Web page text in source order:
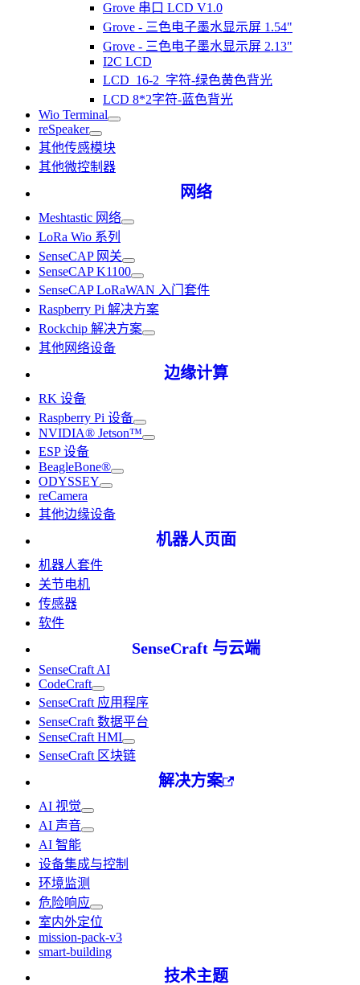
Grove 串口 LCD V1.0
Grove - 三色电子墨水显示屏 1.54"
Grove - 三色电子墨水显示屏 2.13"
I2C LCD
LCD_16-2_字符-绿色黄色背光
LCD 8*2字符-蓝色背光
Wio Terminal
reSpeaker
其他传感模块
其他微控制器
网络
Meshtastic 网络
LoRa Wio 系列
SenseCAP 网关
SenseCAP K1100
SenseCAP LoRaWAN 入门套件
Raspberry Pi 解决方案
Rockchip 解决方案
其他网络设备
边缘计算
RK 设备
Raspberry Pi 设备
NVIDIA® Jetson™
ESP 设备
BeagleBone®
ODYSSEY
reCamera
其他边缘设备
机器人页面
机器人套件
关节电机
传感器
软件
SenseCraft 与云端
SenseCraft AI
CodeCraft
SenseCraft 应用程序
SenseCraft 数据平台
SenseCraft HMI
SenseCraft 区块链
解决方案
AI 视觉
AI 声音
AI 智能
设备集成与控制
环境监测
危险响应
室内外定位
mission-pack-v3
smart-building
技术主题